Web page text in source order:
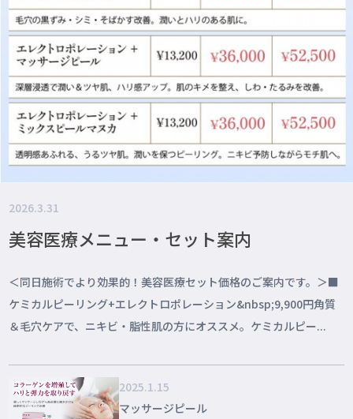
2026.3.31
美容医療メニュー・セット案内
＜同日施術でより効果的！美容医療セット価格のご案内です。＞■
ケミカルピーリング+エレクトロポレーション&nbsp;9,900円角質
＆毛穴ケアで、ニキビ・脂性肌の方にオススメ。ケミカルピー...
2025.1.15
マッサージピール